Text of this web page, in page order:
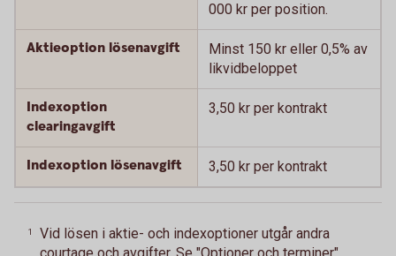
000 kr per position.
Aktieoption lösenavgift
Minst 150 kr eller 0,5% av
likvidbeloppet
Indexoption
clearingavgift
3,50 kr per kontrakt
Indexoption lösenavgift 3,50 kr per kontrakt
1
Vid lösen i aktie- och indexoptioner utgår andra